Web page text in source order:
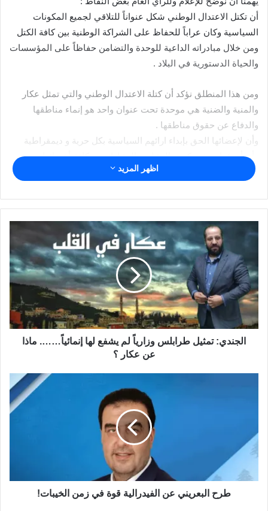
أن تكتل الاعتدال الوطني شكل عنواناً للتلاقي لجميع المكونات
السياسية وكان عراباً للحفاظ على الشراكة الوطنية بين كافة الكتل
ومن خلال مبادراته الداعية للوحدة والتضامن حفاظاً على المؤسسات
والحياة الدستورية في البلاد .
ومن هذا المنطلق نؤكد أن كتلة الاعتدال الوطني والتي تمثل عكار
والمنية والضنية هي موحدة تحت عنوان واحد هو إنماء مناطقها
والدفاع عن حقوق مناطقها .
وأن لإعضائها الحق بإبداء ارائهم السياسية بكل حرية و ديمقراطية
وأن أي قرار يتخد يكون بالتشاور والتشارك بين كافة أعضائها
وبالإجماع وهي وجدت كي تبقى.
الراهنة على الساحة السياسية.
شارك هذا الموضوع:
WhatsApp فيس بوك Telegram
X
المزيد
اظهر المزيد
الجندي: تمثيل طرابلس وزارياً لم يشفع لها إنمائياً……. ماذا
عن عكار ؟
طرح البعريني عن الفيدرالية قوة في زمن الخيبات!